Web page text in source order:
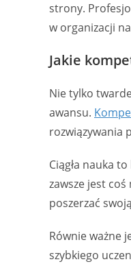
strony.
w organizacji
Jakie
Nie tylko
awansu.
rozwiązywania
Ciągła nauka
zawsze jest
poszerzać
Równie ważne
szybkiego